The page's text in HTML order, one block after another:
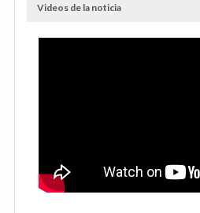
Videos de la noticia